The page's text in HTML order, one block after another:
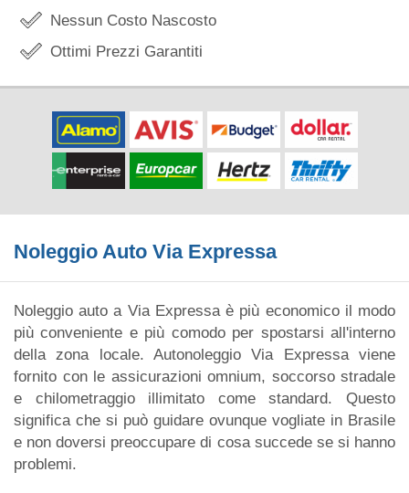
Nessun Costo Nascosto
Ottimi Prezzi Garantiti
Noleggio Auto Via Expressa
Noleggio auto a Via Expressa è più economico il modo
più conveniente e più comodo per spostarsi all'interno
della zona locale. Autonoleggio Via Expressa viene
fornito con le assicurazioni omnium, soccorso stradale
e chilometraggio illimitato come standard. Questo
significa che si può guidare ovunque vogliate in Brasile
e non doversi preoccupare di cosa succede se si hanno
problemi.